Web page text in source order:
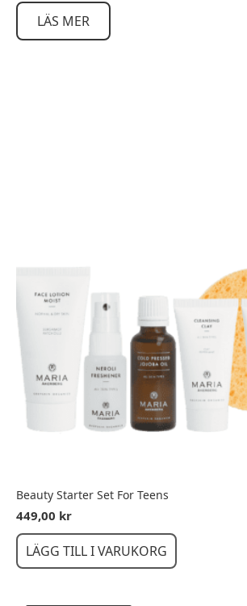
LÄS MER
Beauty Starter Set For Teens
449,00 kr
LÄGG TILL I VARUKORG